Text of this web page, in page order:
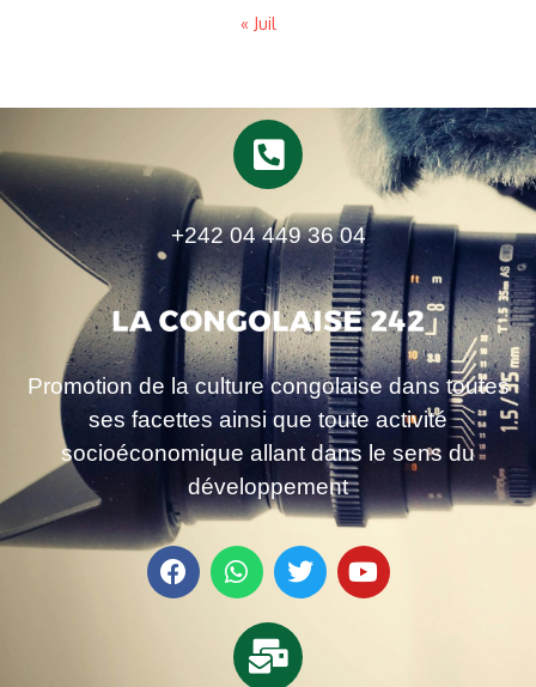
« Juil
+242 04 449 36 04
Promotion de la culture congolaise dans toutes
ses facettes ainsi que toute activité
socioéconomique allant dans le sens du
développement